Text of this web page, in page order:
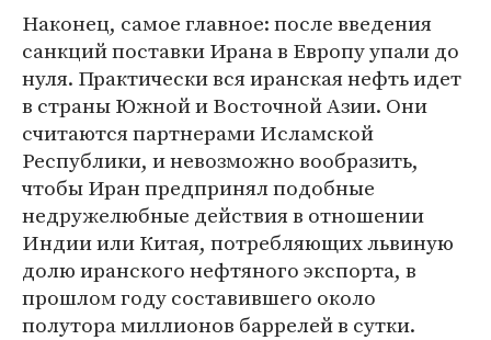
Наконец, самое главное: после введения
санкций поставки Ирана в Европу упали до
нуля. Практически вся иранская нефть идет
в страны Южной и Восточной Азии. Они
считаются партнерами Исламской
Республики, и невозможно вообразить,
чтобы Иран предпринял подобные
недружелюбные действия в отношении
Индии или Китая, потребляющих львиную
долю иранского нефтяного экспорта, в
прошлом году составившего около
полутора миллионов баррелей в сутки.